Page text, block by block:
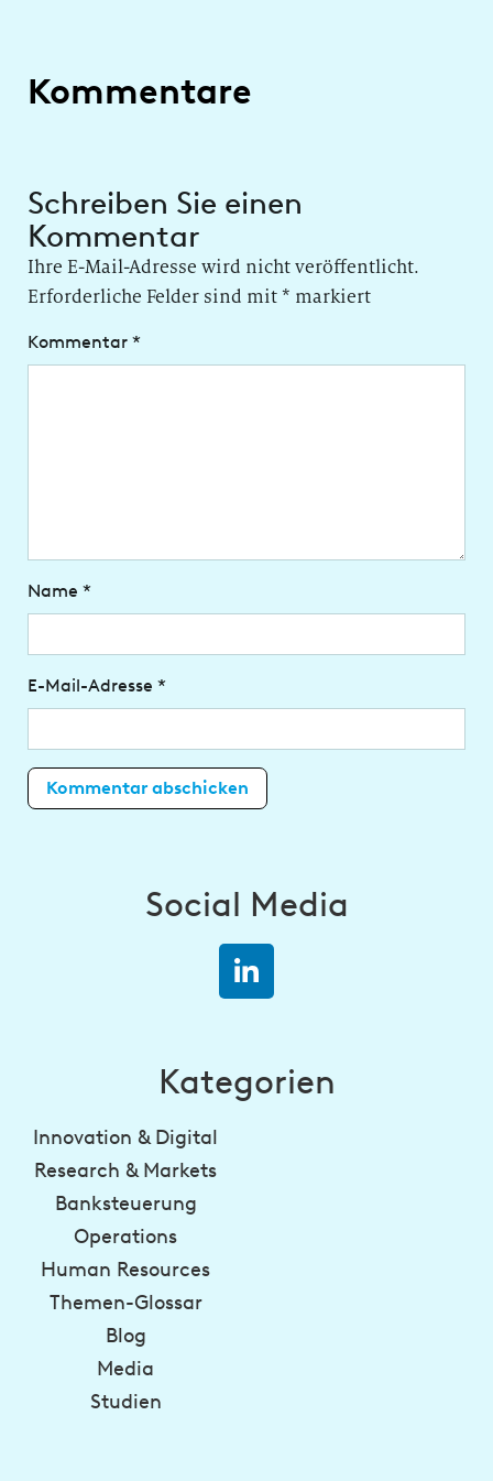
Kommentare
Schreiben Sie einen
Kommentar
Ihre E-Mail-Adresse wird nicht veröffentlicht.
Erforderliche Felder sind mit* markiert
Kommentar *
Name *
E-Mail-Adresse *
Social Media
Kategorien
Innovation & Digital
Research & Markets
Banksteuerung
Operations
Human Resources
Themen-Glossar
Blog
Media
Studien